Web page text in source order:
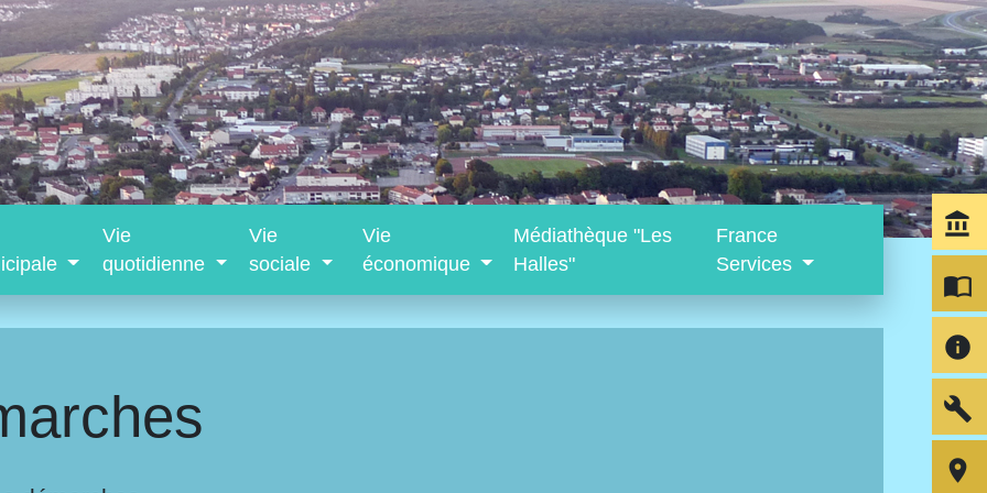
Vie
quotidienne
Vie
sociale
Vie
économique
Médiathèque "Les
Halles"
France
Services
account_balance
import_contacts
info
build
room